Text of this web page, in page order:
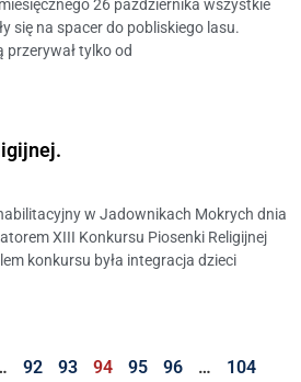
26 października wszystkie
się na spacer do pobliskiego lasu.
przerywał tylko od
w Jadownikach Mokrych dnia
XIII Konkursu Piosenki Religijnej
konkursu była integracja dzieci
92 93 94 95 96 …
104